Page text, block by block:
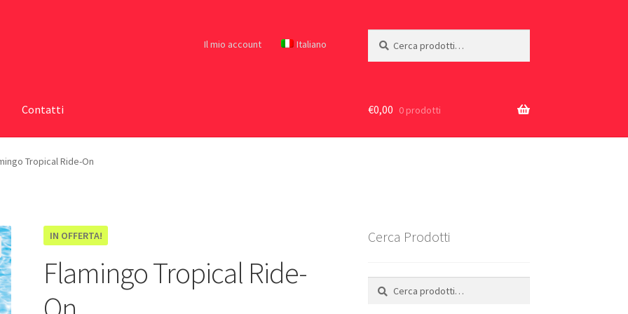
Il mio account Italiano
Contatti €0,00 0 prodotti
Tropical Ride-On
IN OFFERTA!
Flamingo Tropical Ride-
Cerca Prodotti
Cerca:
Cerca